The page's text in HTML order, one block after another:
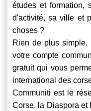
études et formation,
d'activité, sa ville et
choses ?
Rien de plus simple.
votre compte
gratuit qui vous
international des
Communiti est le
Corse, la Diaspora et